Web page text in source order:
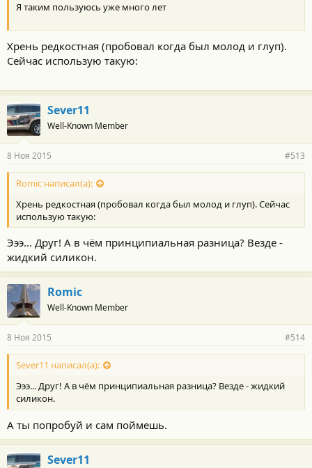
Я таким пользуюсь уже много лет
Хрень редкостная (пробовал когда был молод и глуп).
Сейчас использую такую:
Sever11
Well-Known Member
8 Ноя 2015 #513
Romic написал(а):
Хрень редкостная (пробовал когда был молод и глуп). Сейчас
использую такую:
Эээ... Друг! А в чём принципиальная разница? Везде -
жидкий силикон.
Romic
Well-Known Member
8 Ноя 2015 #514
Sever11 написал(а):
Эээ... Друг! А в чём принципиальная разница? Везде - жидкий
силикон.
А ты попробуй и сам поймешь.
Sever11